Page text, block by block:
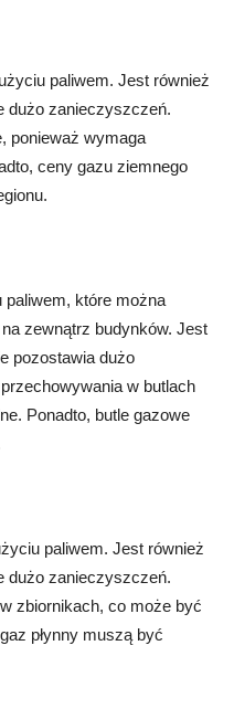
paliwem. Jest również
dużo zanieczyszczeń.
ponieważ wymaga
ceny gazu ziemnego
paliwem, które można
zewnątrz budynków. Jest
pozostawia dużo
w butlach
Ponadto, butle gazowe
paliwem. Jest również
dużo zanieczyszczeń.
zbiornikach, co może być
płynny muszą być